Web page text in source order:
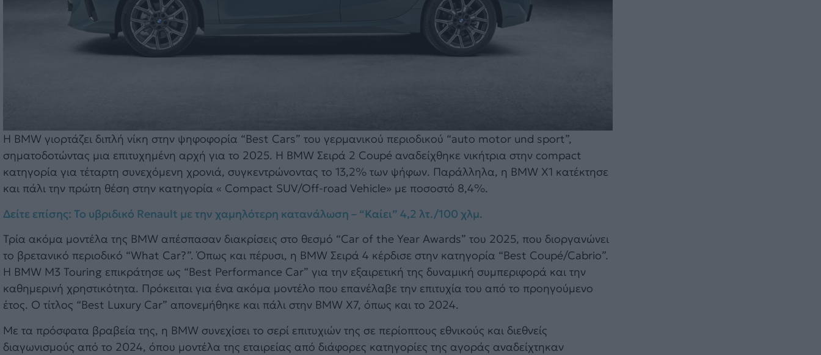
Η BMW γιορτάζει διπλή νίκη στην ψηφοφορία “Best Cars” του γερμανικού περιοδικού “auto motor und sport”,
σηματοδοτώντας μια επιτυχημένη αρχή για το 2025. Η BMW Σειρά 2 Coupé αναδείχθηκε νικήτρια στην compact
κατηγορία για τέταρτη συνεχόμενη χρονιά, συγκεντρώνοντας το 13,2% των ψήφων. Παράλληλα, η BMW X1 κατέκτησε
και πάλι την πρώτη θέση στην κατηγορία « Compact SUV/Off-road Vehicle» με ποσοστό 8,4%.
Δείτε επίσης: Το υβριδικό Renault με την χαμηλότερη κατανάλωση – “Καίει” 4,2 λτ./100 χλμ.
Τρία ακόμα μοντέλα της BMW απέσπασαν διακρίσεις στο θεσμό “Car of the Year Awards” του 2025, που διοργανώνει
το βρετανικό περιοδικό “What Car?”. Όπως και πέρυσι, η BMW Σειρά 4 κέρδισε στην κατηγορία “Best Coupé/Cabrio”.
Η BMW M3 Touring επικράτησε ως “Best Performance Car” για την εξαιρετική της δυναμική συμπεριφορά και την
καθημερινή χρηστικότητα. Πρόκειται για ένα ακόμα μοντέλο που επανέλαβε την επιτυχία του από το προηγούμενο
έτος. Ο τίτλος “Best Luxury Car” απονεμήθηκε και πάλι στην BMW X7, όπως και το 2024.
Με τα πρόσφατα βραβεία της, η BMW συνεχίσει το σερί επιτυχιών της σε περίοπτους εθνικούς και διεθνείς
διαγωνισμούς από το 2024, όπου μοντέλα της εταιρείας από διάφορες κατηγορίες της αγοράς αναδείχτηκαν